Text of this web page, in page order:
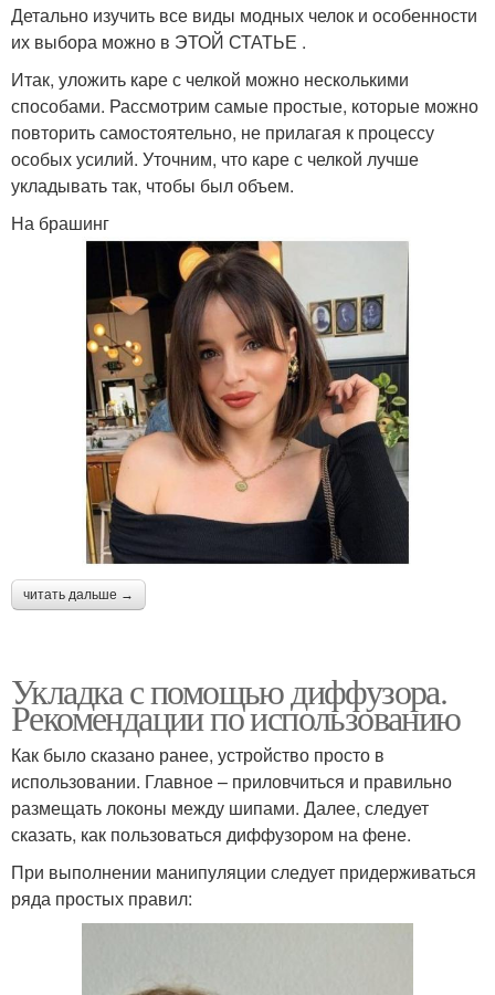
Детально изучить все виды модных челок и особенности
их выбора можно в ЭТОЙ СТАТЬЕ .
Итак, уложить каре с челкой можно несколькими
способами. Рассмотрим самые простые, которые можно
повторить самостоятельно, не прилагая к процессу
особых усилий. Уточним, что каре с челкой лучше
укладывать так, чтобы был объем.
На брашинг
читать дальше →
Укладка с помощью диффузора.
Рекомендации по использованию
Как было сказано ранее, устройство просто в
использовании. Главное – приловчиться и правильно
размещать локоны между шипами. Далее, следует
сказать, как пользоваться диффузором на фене.
При выполнении манипуляции следует придерживаться
ряда простых правил: